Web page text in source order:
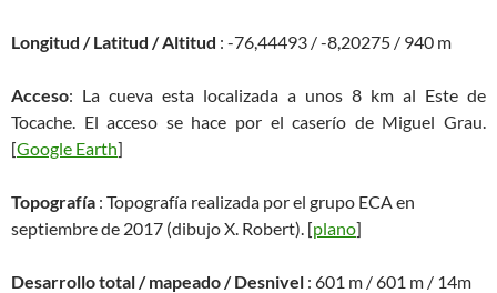
Longitud / Latitud / Altitud : -76,44493 / -8,20275 / 940 m
Acceso: La cueva esta localizada a unos 8 km al Este de
Tocache. El acceso se hace por el caserío de Miguel Grau.
[Google Earth]
Topografía : Topografía realizada por el grupo ECA en
septiembre de 2017 (dibujo X. Robert). [plano]
Desarrollo total / mapeado / Desnivel : 601 m / 601 m / 14m